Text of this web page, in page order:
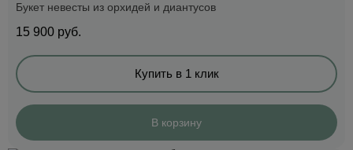
Букет невесты из орхидей и диантусов
15 900 руб.
Купить в 1 клик
В корзину